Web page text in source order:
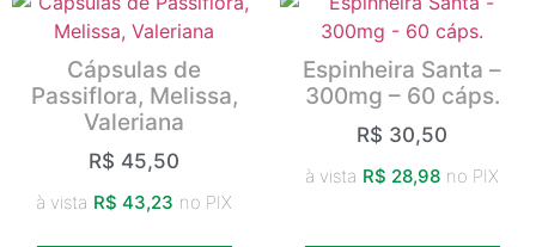
Cápsulas de
Passiflora, Melissa,
Valeriana
R$ 45,50
à vista R$ 43,23 no PIX
Espinheira Santa –
300mg – 60 cáps.
R$ 30,50
à vista R$ 28,98 no PIX